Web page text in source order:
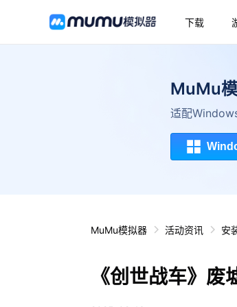
下载
MuMu模
适配
MuMu模拟器 活动资讯 安
《创世战车》